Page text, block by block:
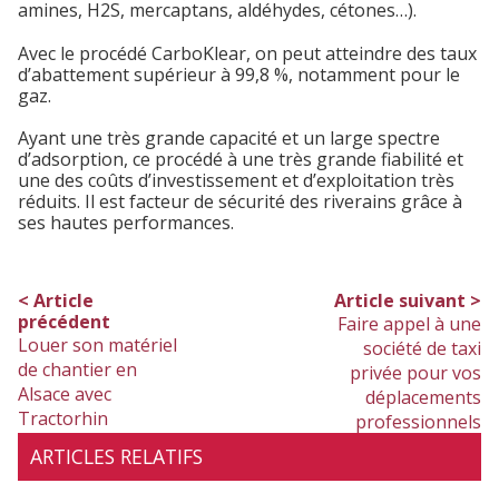
amines, H2S, mercaptans, aldéhydes, cétones…).
Avec le procédé CarboKlear, on peut atteindre des taux
d’abattement supérieur à 99,8 %, notamment pour le
gaz.
Ayant une très grande capacité et un large spectre
d’adsorption, ce procédé à une très grande fiabilité et
une des coûts d’investissement et d’exploitation très
réduits. Il est facteur de sécurité des riverains grâce à
ses hautes performances.
< Article
précédent
Louer son matériel
de chantier en
Alsace avec
Tractorhin
Article suivant >
Faire appel à une
société de taxi
privée pour vos
déplacements
professionnels
ARTICLES RELATIFS